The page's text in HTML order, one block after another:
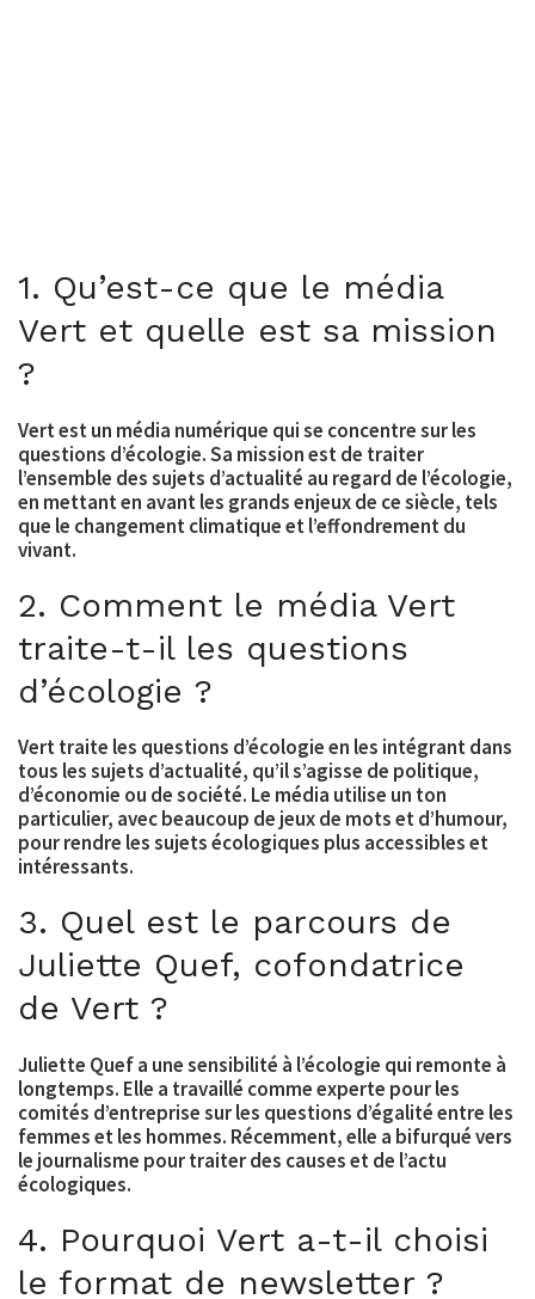
1. Qu’est-ce que le média
Vert et quelle est sa mission
?
Vert est un média numérique qui se concentre sur les
questions d’écologie. Sa mission est de traiter
l’ensemble des sujets d’actualité au regard de l’écologie,
en mettant en avant les grands enjeux de ce siècle, tels
que le changement climatique et l’effondrement du
vivant.
2. Comment le média Vert
traite-t-il les questions
d’écologie ?
Vert traite les questions d’écologie en les intégrant dans
tous les sujets d’actualité, qu’il s’agisse de politique,
d’économie ou de société. Le média utilise un ton
particulier, avec beaucoup de jeux de mots et d’humour,
pour rendre les sujets écologiques plus accessibles et
intéressants.
3. Quel est le parcours de
Juliette Quef, cofondatrice
de Vert ?
Juliette Quef a une sensibilité à l’écologie qui remonte à
longtemps. Elle a travaillé comme experte pour les
comités d’entreprise sur les questions d’égalité entre les
femmes et les hommes. Récemment, elle a bifurqué vers
le journalisme pour traiter des causes et de l’actu
écologiques.
4. Pourquoi Vert a-t-il choisi
le format de newsletter ?